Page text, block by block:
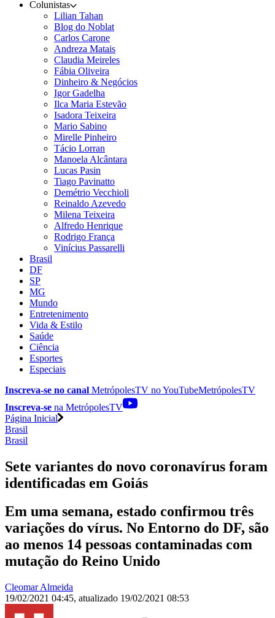
Colunistas
Lilian Tahan
Blog do Noblat
Carlos Carone
Andreza Matais
Claudia Meireles
Fábia Oliveira
Dinheiro & Negócios
Igor Gadelha
Ilca Maria Estevão
Isadora Teixeira
Mario Sabino
Mirelle Pinheiro
Tácio Lorran
Manoela Alcântara
Lucas Pasin
Tiago Pavinatto
Demétrio Vecchioli
Reinaldo Azevedo
Milena Teixeira
Alfredo Henrique
Rodrigo França
Vinícius Passarelli
Brasil
DF
SP
MG
Mundo
Entretenimento
Vida & Estilo
Saúde
Ciência
Esportes
Especiais
Inscreva-se no canal MetrópolesTV noYouTubeMetrópolesTV
Inscreva-se na MetrópolesTV
Página Inicial
Brasil
Brasil
Sete variantes do novo coronavírus foram
identificadas em Goiás
Em uma semana, estado confirmou três
variações do vírus. No Entorno do DF, são
ao menos 14 pessoas contaminadas com
mutação do Reino Unido
Cleomar Almeida
19/02/2021 04:45, atualizado 19/02/2021 08:53